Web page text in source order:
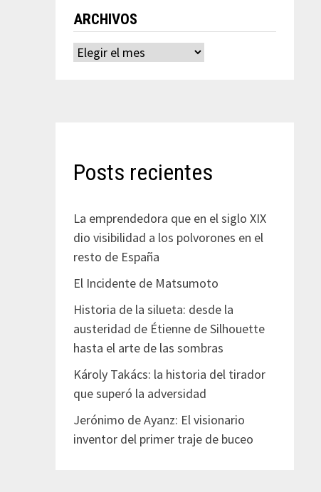
ARCHIVOS
Archivos
Posts recientes
La emprendedora que en el siglo XIX
dio visibilidad a los polvorones en el
resto de España
El Incidente de Matsumoto
Historia de la silueta: desde la
austeridad de Étienne de Silhouette
hasta el arte de las sombras
Károly Takács: la historia del tirador
que superó la adversidad
Jerónimo de Ayanz: El visionario
inventor del primer traje de buceo